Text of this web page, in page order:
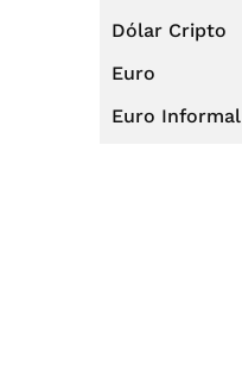
Dólar Cripto
Euro
Euro Informal